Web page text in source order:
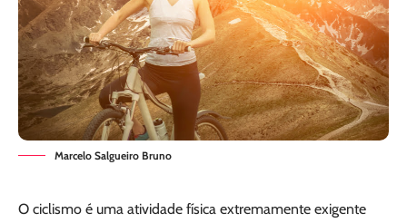
Marcelo Salgueiro Bruno
O ciclismo é uma atividade física extremamente exigente